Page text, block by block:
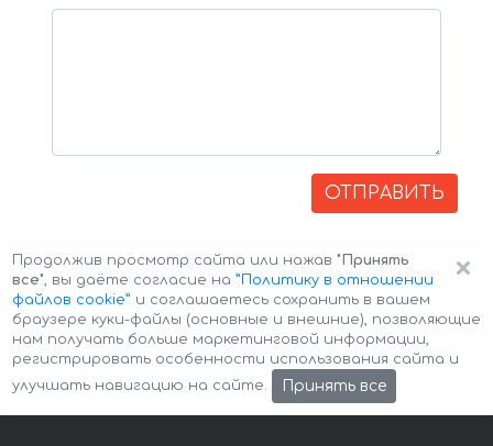
ОТПРАВИТЬ
Авторские права © 2026 Авто-Аренда Cookie Policy
×
Продолжив просмотр сайта или нажав "Принять
все", вы даёте согласие на ”Политику в отношении
файлов cookie” и соглашаетесь сохранить в вашем
браузере куки-файлы (основные и внешние), позволяющие
нам получать больше маркетинговой информации,
регистрировать особенности использования сайта и
улучшать навигацию на сайте.
Принять все